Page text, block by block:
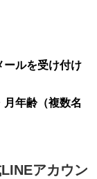
ルを受け付け
年齢（複数名
アカウン